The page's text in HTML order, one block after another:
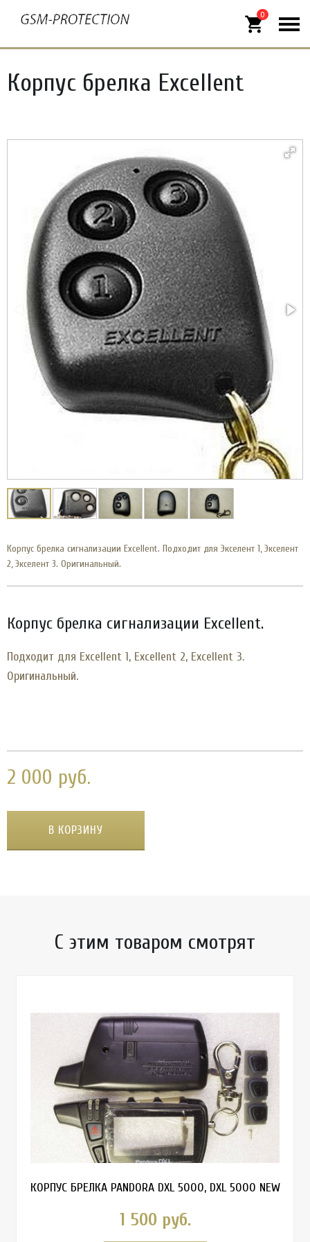
shopping_cart
0
Корпус брелка Excellent
Корпус брелка сигнализации Excellent. Подходит для Экселент 1, Экселент
2, Экселент 3. Оригинальный.
Корпус брелка сигнализации Excellent.
Подходит для Excellent 1, Excellent 2, Excellent 3.
Оригинальный.
2 000 руб.
В КОРЗИНУ
С этим товаром смотрят
КОРПУС БРЕЛКА PANDORA DXL 5000, DXL 5000 NEW
1 500 руб.